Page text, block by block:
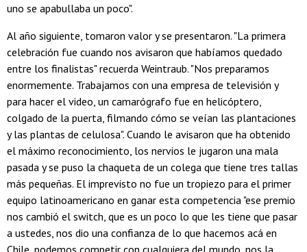
uno se apabullaba un poco".
Al año siguiente, tomaron valor y se presentaron. "La primera
celebración fue cuando nos avisaron que habíamos quedado
entre los finalistas" recuerda Weintraub. "Nos preparamos
enormemente. Trabajamos con una empresa de televisión y
para hacer el video, un camarógrafo fue en helicóptero,
colgado de la puerta, filmando cómo se veían las plantaciones
y las plantas de celulosa". Cuando le avisaron que ha obtenido
el máximo reconocimiento, los nervios le jugaron una mala
pasada y se puso la chaqueta de un colega que tiene tres tallas
más pequeñas. El imprevisto no fue un tropiezo para el primer
equipo latinoamericano en ganar esta competencia "ese premio
nos cambió el switch, que es un poco lo que les tiene que pasar
a ustedes, nos dio una confianza de lo que hacemos acá en
Chile, podemos competir con cualquiera del mundo, nos la